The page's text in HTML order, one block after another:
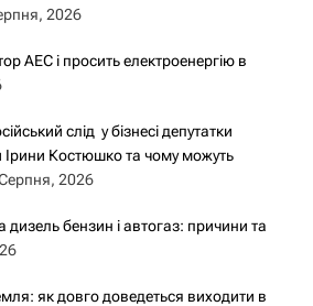
2026
АЕС і просить електроенергію в
слід у бізнесі депутатки
Костюшко та чому можуть
2026
дизель бензин і автогаз: причини та
як довго доведеться виходити в